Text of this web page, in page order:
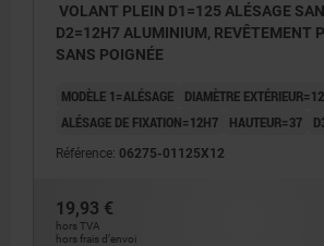
VOLANT PLEIN D1=125 ALÉSAGE
D2=12H7 ALUMINIUM, REVÊTEMENT
SANS POIGNÉE
MODÈLE 1=ALÉSAGE
DIAMÈTRE
ALÉSAGE DE FIXATION=12H7
HAUTEUR=37
Référence: 06275-01125X12
19,93 €
hors TVA
hors frais d’envoi